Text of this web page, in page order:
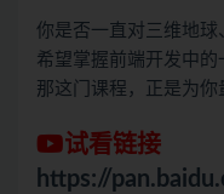
你是否一直对三维地
希望掌握前端开发中
那这门课程，正是为你
试看链接
https://